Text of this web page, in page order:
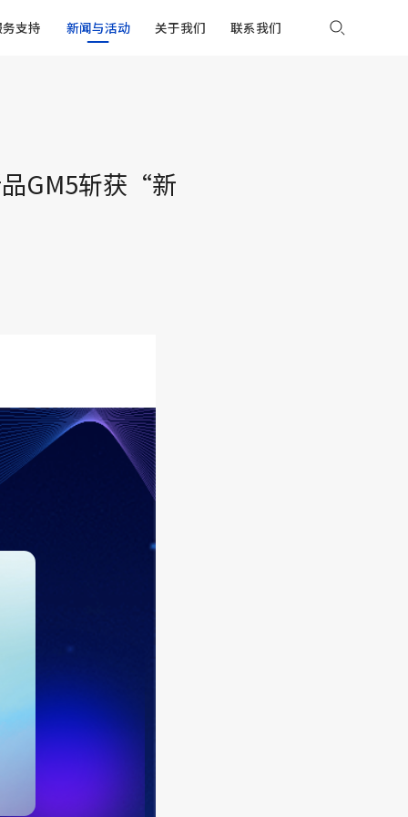
支持 新闻与活动 关于我们 联系我们
品GM5斩获“新